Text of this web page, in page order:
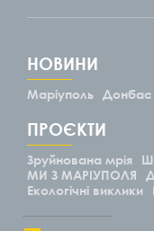
НОВИНИ
Маріуполь Донбас
ПРОЄКТИ
Зруйнована мрія
МИ З МАРІУПОЛЯ
Екологічні виклики